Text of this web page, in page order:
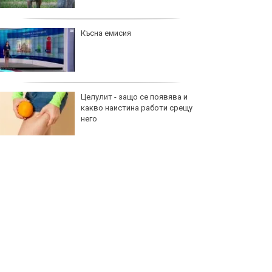
Атрактивен шампион по
Спортът по телевизията днес, 7
август